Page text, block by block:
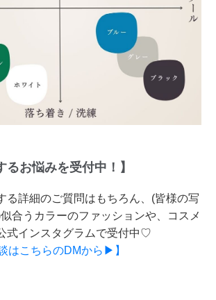
るお悩みを受付中！】
る詳細のご質問はもちろん、(皆様の写
合うカラーのファッションや、コスメ
式インスタグラムで受付中♡
はこちらのDMから▶】